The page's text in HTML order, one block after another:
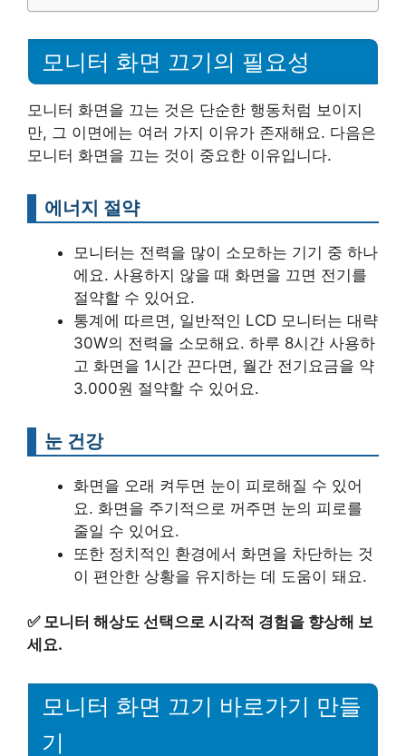
모니터 화면 끄기의 필요성
모니터 화면을 끄는 것은 단순한 행동처럼 보이지
만, 그 이면에는 여러 가지 이유가 존재해요. 다음은
모니터 화면을 끄는 것이 중요한 이유입니다.
에너지 절약
모니터는 전력을 많이 소모하는 기기 중 하나
에요. 사용하지 않을 때 화면을 끄면 전기를
절약할 수 있어요.
통계에 따르면, 일반적인 LCD 모니터는 대략
30W의 전력을 소모해요. 하루 8시간 사용하
고 화면을 1시간 끈다면, 월간 전기요금을 약
3.000원 절약할 수 있어요.
눈 건강
화면을 오래 켜두면 눈이 피로해질 수 있어
요. 화면을 주기적으로 꺼주면 눈의 피로를
줄일 수 있어요.
또한 정치적인 환경에서 화면을 차단하는 것
이 편안한 상황을 유지하는 데 도움이 돼요.
✅ 모니터 해상도 선택으로 시각적 경험을 향상해 보
세요.
모니터 화면 끄기 바로가기 만들
기